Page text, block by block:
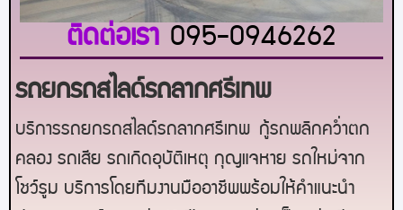
ติดต่อเรา 095-0946262
รถยกรถสไลด์รถลากศรีเทพ
บริการรถยกรถสไลด์รถลากศรีเทพ กู้รถพลิกคว่ำตก
คลอง รถเสีย รถเกิดอุบัติเหตุ กุญแจหาย รถใหม่จาก
โชว์รูม บริการโดยทีมงานมืออาชีพพร้อมให้คำแนะนำ